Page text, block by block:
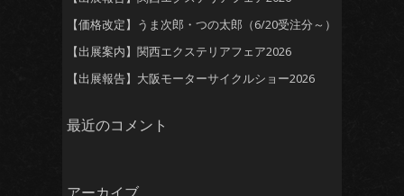
【価格改定】うま次郎・つの太郎（6/20受注分～）
【出展案内】関西エクステリアフェア2026
【出展報告】大阪モーターサイクルショー2026
最近のコメント
アーカイブ